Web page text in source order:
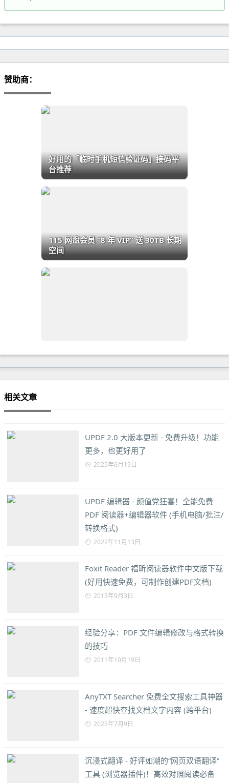
赞助商：
好用的「临时手机短信验证码」接码平
台推荐
115 网盘会员 “8 年 VIP” 送 30TB 长期
空间
相关文章
UPDF 2.0 大版本更新 - 免费升级！功能
更多，也更好用了
2025年6月19日
UPDF 编辑器 - 颜值党狂喜！全能免费
PDF 阅读器+编辑器软件 (手机电脑/批注/
转换格式)
2022年11月13日
Foxit Reader 福昕阅读器软件中文版下载
(好用快速免费，可制作创建PDF文档)
2013年9月3日
经验分享：PDF 文件编辑修改与格式转换
的技巧
2011年10月19日
AnyTXT Searcher 免费全文搜索工具神器
- 速度超快查找文档文字内容 (跨平台)
2025年7月9日
沉浸式翻译 - 好评如潮的“网页双语翻译”
工具 (浏览器插件)！高效对照阅读必备